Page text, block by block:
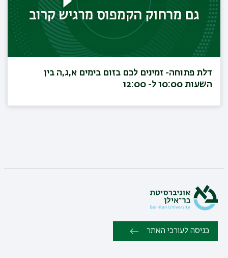
דלת פתוחה- זמינים לכם בזום בימים א,ג,ה בין
השעות 10:00 ל- 12:00
כניסה לעורכי האתר